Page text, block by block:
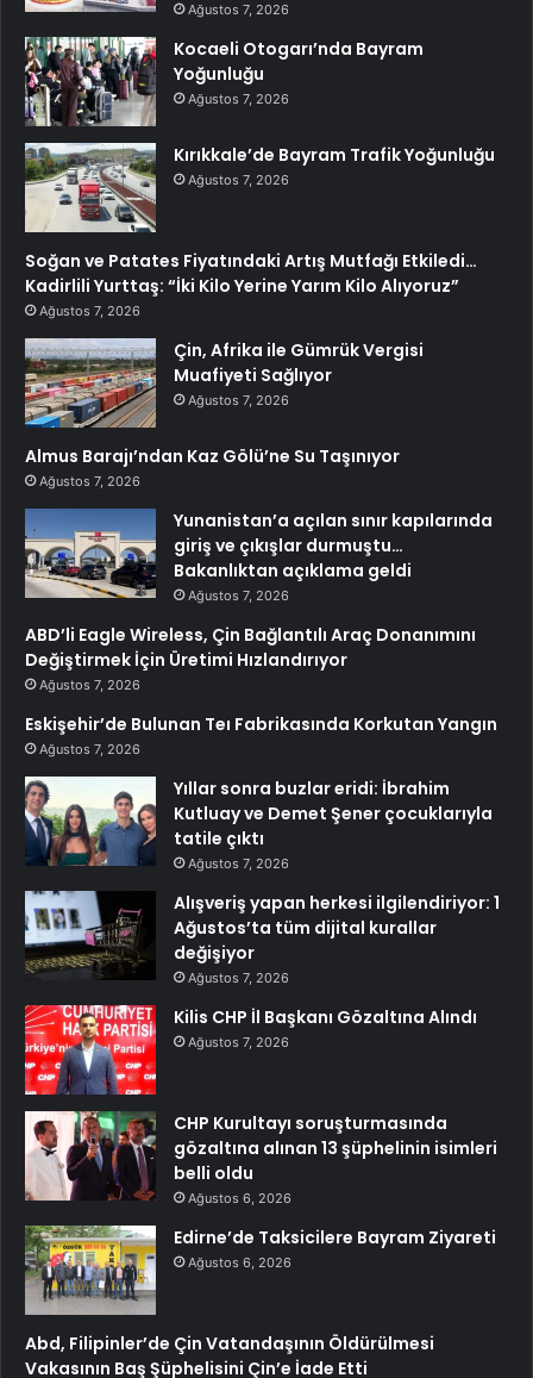
Ağustos 7, 2026
Kocaeli Otogarı’nda Bayram
Yoğunluğu
Ağustos 7, 2026
Kırıkkale’de Bayram Trafik Yoğunluğu
Ağustos 7, 2026
Soğan ve Patates Fiyatındaki Artış Mutfağı Etkiledi…
Kadirlili Yurttaş: “İki Kilo Yerine Yarım Kilo Alıyoruz”
Ağustos 7, 2026
Çin, Afrika ile Gümrük Vergisi
Muafiyeti Sağlıyor
Ağustos 7, 2026
Almus Barajı’ndan Kaz Gölü’ne Su Taşınıyor
Ağustos 7, 2026
Yunanistan’a açılan sınır kapılarında
giriş ve çıkışlar durmuştu…
Bakanlıktan açıklama geldi
Ağustos 7, 2026
ABD’li Eagle Wireless, Çin Bağlantılı Araç Donanımını
Değiştirmek İçin Üretimi Hızlandırıyor
Ağustos 7, 2026
Eskişehir’de Bulunan Teı Fabrikasında Korkutan Yangın
Ağustos 7, 2026
Yıllar sonra buzlar eridi: İbrahim
Kutluay ve Demet Şener çocuklarıyla
tatile çıktı
Ağustos 7, 2026
Alışveriş yapan herkesi ilgilendiriyor: 1
Ağustos’ta tüm dijital kurallar
değişiyor
Ağustos 7, 2026
Kilis CHP İl Başkanı Gözaltına Alındı
Ağustos 7, 2026
CHP Kurultayı soruşturmasında
gözaltına alınan 13 şüphelinin isimleri
belli oldu
Ağustos 6, 2026
Edirne’de Taksicilere Bayram Ziyareti
Ağustos 6, 2026
Abd, Filipinler’de Çin Vatandaşının Öldürülmesi
Vakasının Baş Şüphelisini Çin’e İade Etti